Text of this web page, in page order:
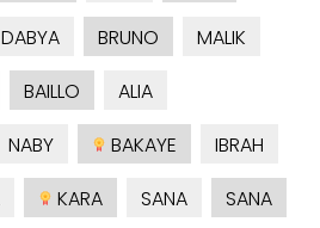
DABYA BRUNO
MALIK
BAILLO
ALIA
NABY BAKAYE
IBRAH
KARA SANA
SANA